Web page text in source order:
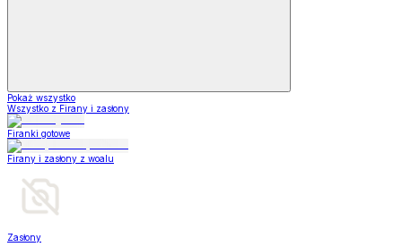
Pokaż wszystko
Wszystko z Firany i zasłony
Firanki gotowe
Firany i zasłony z woalu
Zasłony